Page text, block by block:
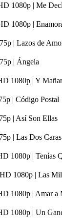
1080p | Me
1080p |
| Lazos de
| Ángela
1080p | Y
| Código Postal
| Así Son Ellas
| Las Dos
1080p | Tenías
1080p | Las
1080p | Amar a
1080p | Un